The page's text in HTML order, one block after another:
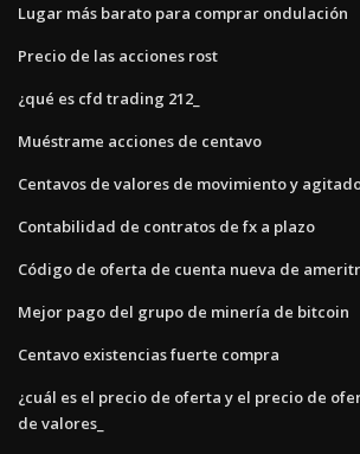
Lugar más barato para comprar ondulación
Precio de las acciones rost
¿qué es cfd trading 212_
Muéstrame acciones de centavo
Centavos de valores de movimiento y
Contabilidad de contratos de fx a plazo
Código de oferta de cuenta nueva de
Mejor pago del grupo de minería de bitcoin
Centavo existencias fuerte compra
¿cuál es el precio de oferta y el precio de
de valores_